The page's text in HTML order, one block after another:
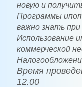
новую и
Программы
важно знать
Использование
коммерческой
Время
12.00